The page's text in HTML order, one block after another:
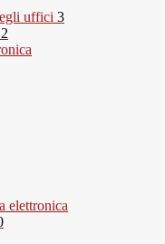
uffici 3
2
elettronica